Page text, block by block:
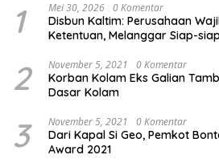
1 Mei 30, 2026 0 Komentar
Disbun Kaltim: Perusahaan
Ketentuan, Melanggar Siap-
2 November 5, 2021 0 Komentar
Korban Kolam Eks Galian
Dasar Kolam
3 November 5, 2021 0 Komentar
Dari Kapal Si Geo, Pemkot
Award 2021